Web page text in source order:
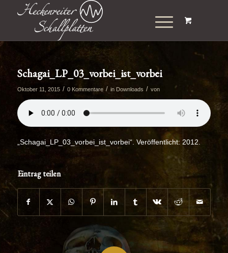
Schagai_LP_03_vorbei_ist_vorbei
Oktober 11, 2015 / 0 Kommentare / in Downloads / von
„Schagai_LP_03_vorbei_ist_vorbei“. Veröffentlicht: 2012.
Eintrag teilen